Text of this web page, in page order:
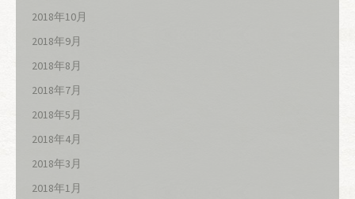
2018年10月
2018年9月
2018年8月
2018年7月
2018年5月
2018年4月
2018年3月
2018年1月